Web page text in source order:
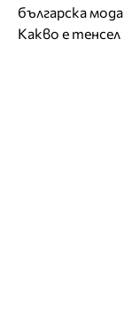
българска мода
Какво е тенсел